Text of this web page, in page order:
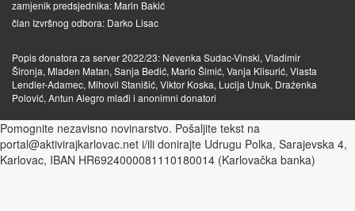
zamjenik predsjednika: Marin Bakić
član Izvršnog odbora: Darko Lisac
Popis donatora za server 2022/23: Nevenka Sudac-Vinski, Vladimir
Šironja, Mladen Matan, Sanja Bedić, Mario Šimić, Vanja Klisurić, Vlasta
Lendler-Adamec, Mihovil Stanišić, Viktor Koska, Lucija Unuk, Draženka
Polović, Antun Alegro mlađi i anonimni donatori
Pomognite nezavisno novinarstvo. Pošaljite tekst na
portal@aktivirajkarlovac.net i/ili donirajte Udrugu Polka, Sarajevska 4,
Karlovac, IBAN HR6924000081110180014 (Karlovačka banka)